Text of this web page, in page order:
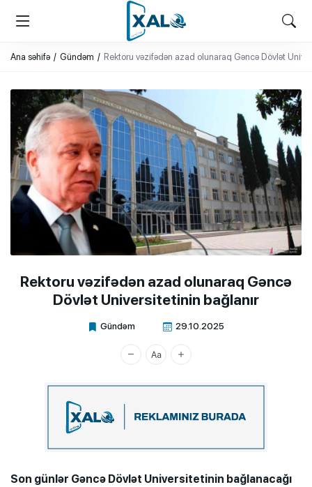
XALQ.ONLINE
ONLAYN PLATFORMA
Ana səhifə Gündəm Rektoru vəzifədən azad olunaraq Gəncə Dövlət
Rektoru vəzifədən azad olunaraq Gəncə
Dövlət Universitetinin bağlanır
Gündəm 29.10.2025
Xalq.Online
Son günlər Gəncə Dövlət Universitetinin bağlanacağı